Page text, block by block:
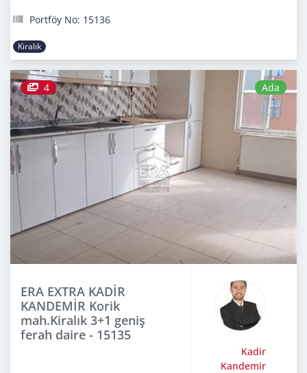
Portföy No: 15136
Kiralık
4 Ada
ERA EXTRA KADİR
KANDEMİR Korik
mah.Kiralık 3+1 geniş
ferah daire - 15135
Kadir
Kandemir